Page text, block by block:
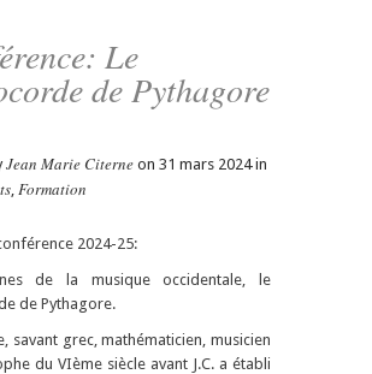
Le
de Pythagore
Jean Marie Citerne on 31 mars 2024 in
Formation
2024-25:
de la musique occidentale, le
de Pythagore.
savant grec, mathématicien, musicien
du VIème siècle avant J.C. a établi